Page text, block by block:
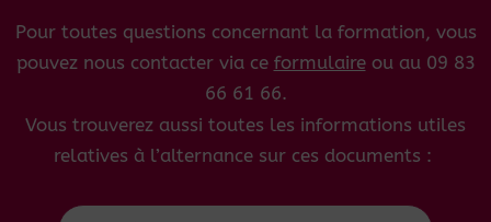
Pour toutes questions concernant la formation, vous
pouvez nous contacter via ce formulaireou au 09 83
66 61 66.
Vous trouverez aussi toutes les informations utiles
relatives à l’alternance sur ces documents :